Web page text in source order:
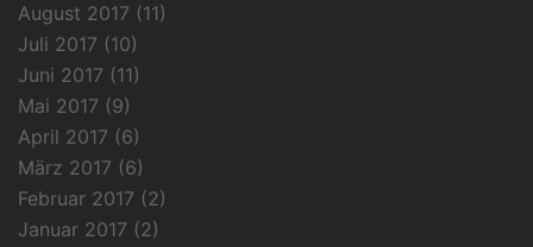
August 2017 (11)
Juli 2017 (10)
Juni 2017 (11)
Mai 2017 (9)
April 2017 (6)
März 2017 (6)
Februar 2017 (2)
Januar 2017 (2)